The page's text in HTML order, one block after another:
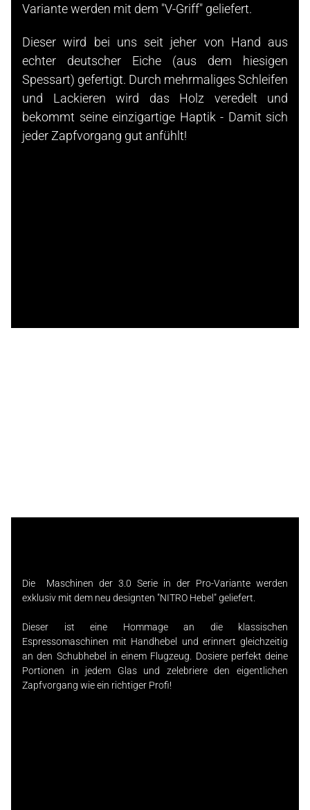
Variante werden mit dem "V-Griff" geliefert.
Dieser wird bei uns seit jeher von Hand aus
echter deutscher Eiche (aus dem hiesigen
Spessart) gefertigt. Durch mehrmaliges Schleifen
und Lackieren wird das Holz veredelt und
bekommt seine einzigartige Haptik - Damit sich
jeder Zapfvorgang gut anfühlt!
Die Maschinen der 3.0 Serie in der Pro-Variante werden
exklusiv mit dem neu designten "NITRO Hebel" geliefert.
Dieser ist eine Hommage an die klassischen
Espressomaschinen mit Handhebel und erinnert gleichzeitig
an den Schubhebel in einem Flugzeug. Dosiere perfekt deine
Portionen in jedem Glas und zelebriere den eigentlichen
Zapfvorgang wie ein richtiger Profi!